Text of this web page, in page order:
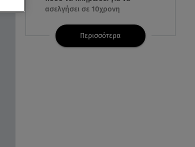
ασελγήσει σε 10χρονη
07.08.26 , 21:17
Κλήρωση Eurojackpot
Περισσότερα